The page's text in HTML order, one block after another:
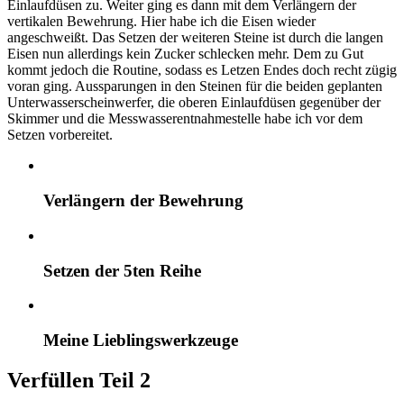
Einlaufdüsen zu. Weiter ging es dann mit dem Verlängern der
vertikalen Bewehrung. Hier habe ich die Eisen wieder
angeschweißt. Das Setzen der weiteren Steine ist durch die langen
Eisen nun allerdings kein Zucker schlecken mehr. Dem zu Gut
kommt jedoch die Routine, sodass es Letzen Endes doch recht zügig
voran ging. Aussparungen in den Steinen für die beiden geplanten
Unterwasserscheinwerfer, die oberen Einlaufdüsen gegenüber der
Skimmer und die Messwasserentnahmestelle habe ich vor dem
Setzen vorbereitet.
Verlängern der Bewehrung
Setzen der 5ten Reihe
Meine Lieblingswerkzeuge
Verfüllen Teil 2